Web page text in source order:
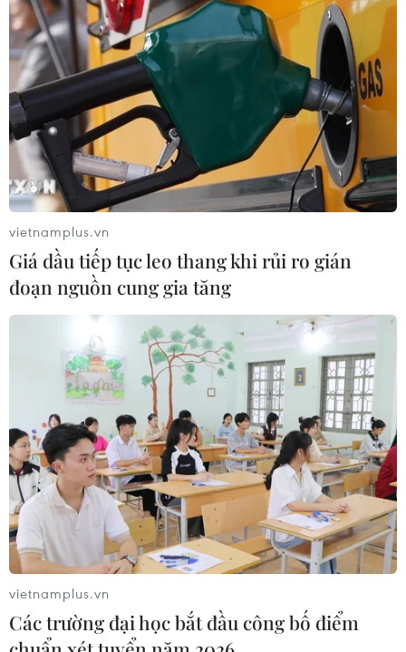
vietnamplus.vn
Giá dầu tiếp tục leo thang khi rủi ro gián
đoạn nguồn cung gia tăng
vietnamplus.vn
Các trường đại học bắt đầu công bố điểm